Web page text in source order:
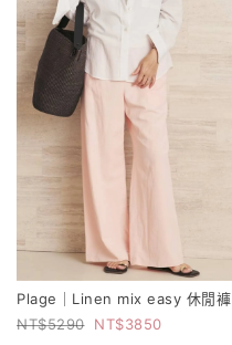
Plage｜Linen mix easy 休閒褲
5290
3850